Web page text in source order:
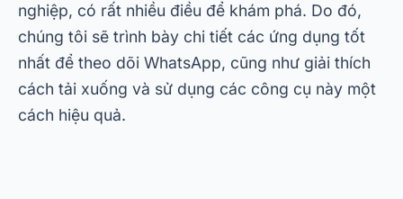
nghiệp, có rất nhiều điều để khám phá. Do đó,
chúng tôi sẽ trình bày chi tiết các ứng dụng tốt
nhất để theo dõi WhatsApp, cũng như giải thích
cách tải xuống và sử dụng các công cụ này một
cách hiệu quả.